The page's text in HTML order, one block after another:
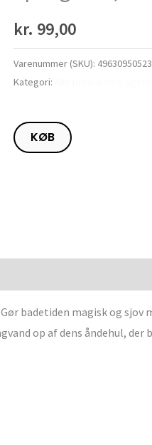
kr. 99,00
Varenummer (SKU):
Kategori:
KØB
badetiden magisk og sjov
op af dens åndehul, der